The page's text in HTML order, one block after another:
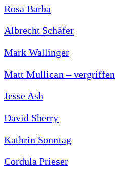
Rosa Barba
Albrecht Schäfer
Mark Wallinger
Matt Mullican – vergriffen
Jesse Ash
David Sherry
Kathrin Sonntag
Cordula Prieser